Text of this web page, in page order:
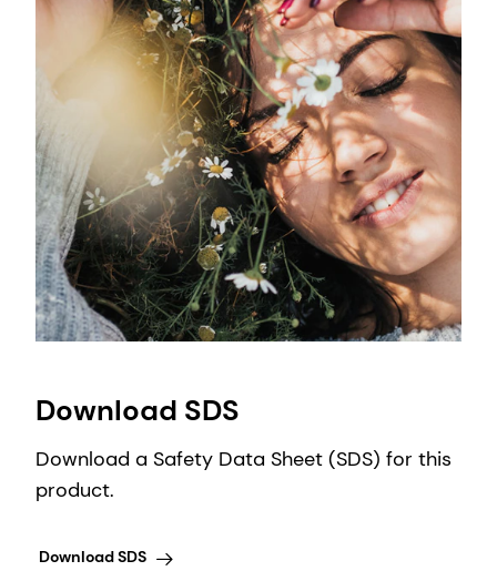
Download SDS
Download a Safety Data Sheet (SDS) for this
product.
Download SDS